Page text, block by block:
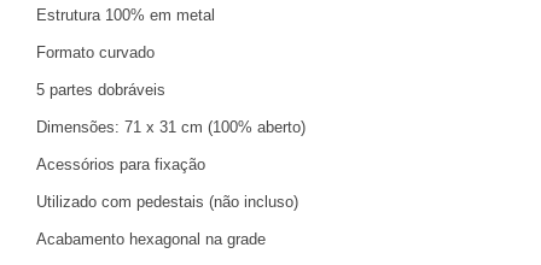
Estrutura 100% em metal
Formato curvado
5 partes dobráveis
Dimensões: 71 x 31 cm (100% aberto)
Acessórios para fixação
Utilizado com pedestais (não incluso)
Acabamento hexagonal na grade